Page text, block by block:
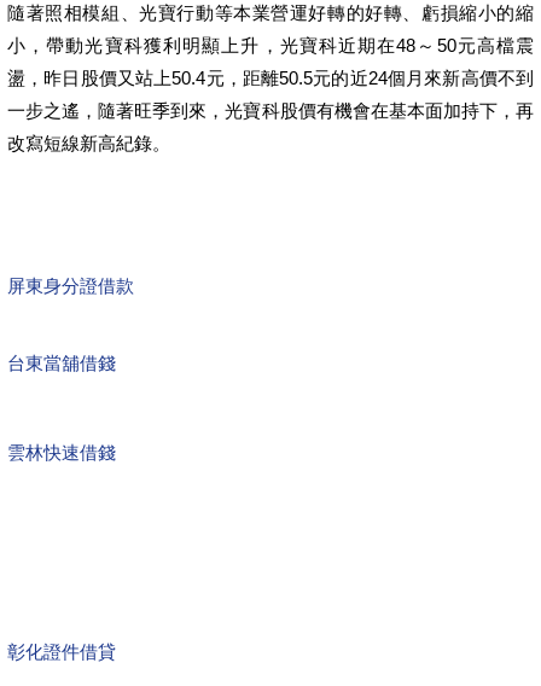
隨著照相模組、光寶行動等本業營運好轉的好轉、虧損縮小的縮
小，帶動光寶科獲利明顯上升，光寶科近期在48～50元高檔震
盪，昨日股價又站上50.4元，距離50.5元的近24個月來新高價不到
一步之遙，隨著旺季到來，光寶科股價有機會在基本面加持下，再
改寫短線新高紀錄。
屏東身分證借款
台東當舖借錢
雲林快速借錢
彰化證件借貸